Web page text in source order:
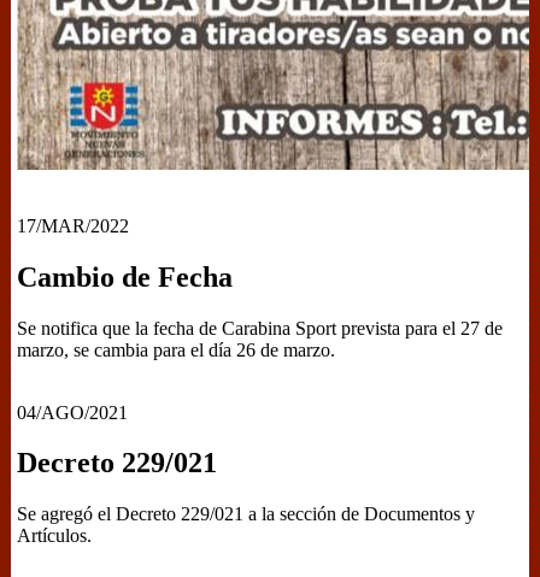
17/MAR/2022
Cambio de Fecha
Se notifica que la fecha de Carabina Sport prevista para el 27 de
marzo, se cambia para el día 26 de marzo.
04/AGO/2021
Decreto 229/021
Se agregó el Decreto 229/021 a la sección de Documentos y
Artículos.